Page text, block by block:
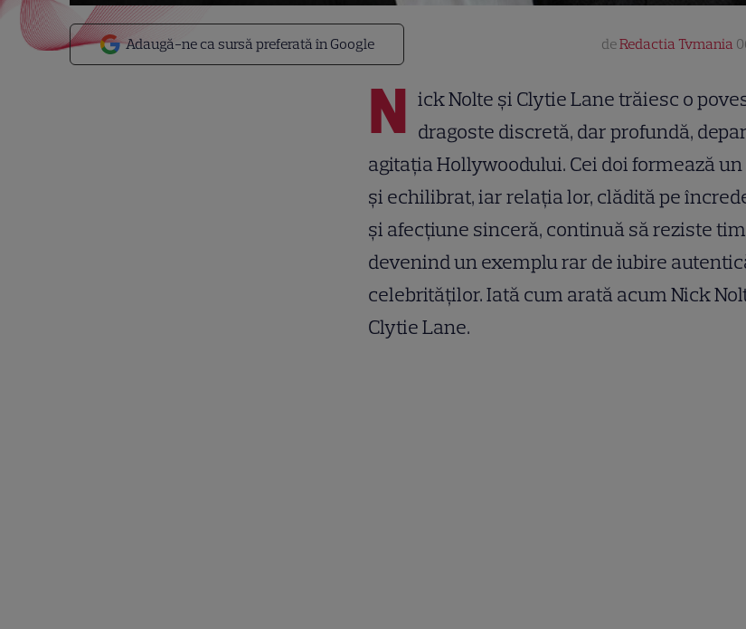
Adaugă-ne ca sursă preferată în Google deRedactia Tvmania
N ick Nolte și Clytie Lane trăiesc o
dragoste discretă, dar profundă,
agitația Hollywoodului. Cei doi formează
și echilibrat, iar relația lor, clădită pe
și afecțiune sinceră, continuă să reziste
devenind un exemplu rar de iubire
celebrităților. Iată cum arată acum Nick
Clytie Lane.